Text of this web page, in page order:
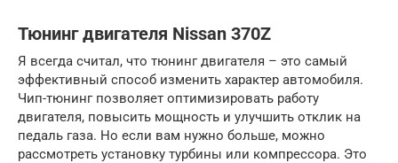
Тюнинг двигателя Nissan 370Z
Я всегда считал, что тюнинг двигателя – это самый
эффективный способ изменить характер автомобиля.
Чип-тюнинг позволяет оптимизировать работу
двигателя, повысить мощность и улучшить отклик на
педаль газа. Но если вам нужно больше, можно
рассмотреть установку турбины или компрессора. Это